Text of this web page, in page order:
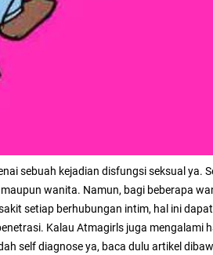
sebuah kejadian disfungsi seksual ya.
wanita. Namun, bagi beberapa
setiap berhubungan intim, hal ini dapat
Kalau Atmagirls juga mengalami
self diagnose ya, baca dulu artikel